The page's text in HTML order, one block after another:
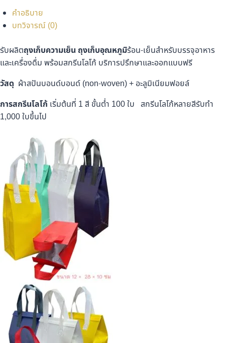
คำอธิบาย
บทวิจารณ์ (0)
รับผลิตถุงเก็บความเย็น ถุงเก็บอุณหภูมิร้อน-เย็นสำหรับบรรจุอาหาร
และเครื่องดื่ม พร้อมสกรีนโลโก้ บริการปรึกษาและออกแบบฟรี
วัสดุ ผ้าสปันบอนด์บอนด์ (non-woven) + อะลูมิเนียมฟอยล์
การสกรีนโลโก้ เริ่มต้นที่ 1 สี ขั้นต่ำ 100 ใบ สกรีนโลโก้หลายสีรับทำ
1,000 ใบขึ้นไป